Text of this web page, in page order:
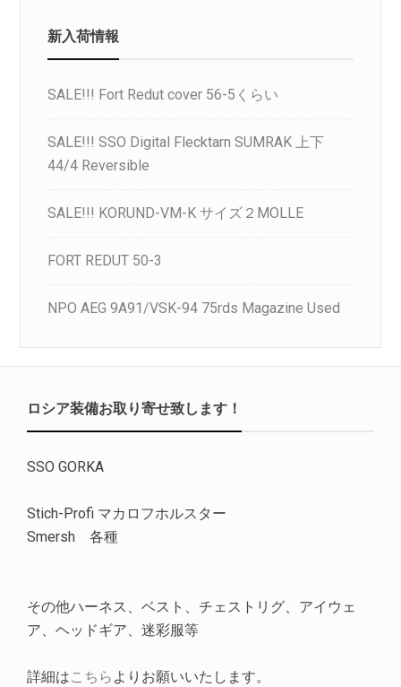
新入荷情報
SALE!!! Fort Redut cover 56-5くらい
SALE!!! SSO Digital Flecktarn SUMRAK 上下
44/4 Reversible
SALE!!! KORUND-VM-K サイズ２MOLLE
FORT REDUT 50-3
NPO AEG 9A91/VSK-94 75rds Magazine Used
ロシア装備お取り寄せ致します！
SSO GORKA
Stich-Profi マカロフホルスター
Smersh 各種
その他ハーネス、ベスト、チェストリグ、アイウェ
ア、ヘッドギア、迷彩服等
詳細はこちら よりお願いいたします。